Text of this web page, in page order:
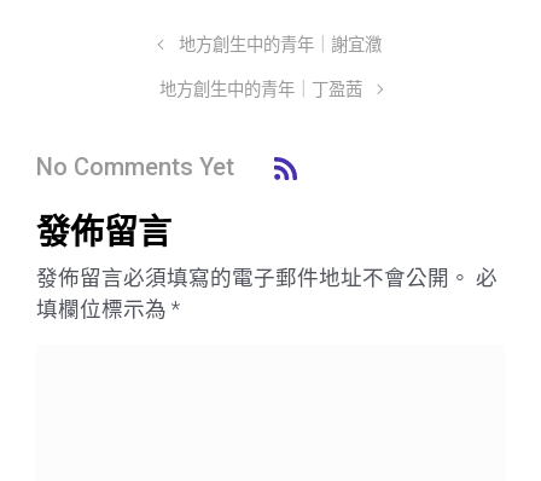
地方創生中的青年｜謝宜瀓
地方創生中的青年｜丁盈茜
No Comments Yet
發佈留言
發佈留言必須填寫的電子郵件地址不會公開。 必
填欄位標示為 *